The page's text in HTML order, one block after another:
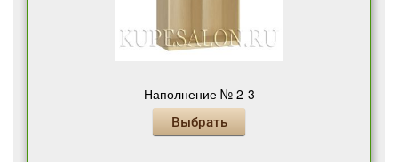
Наполнение № 2-3
Выбрать